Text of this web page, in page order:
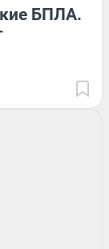
БПЛА.